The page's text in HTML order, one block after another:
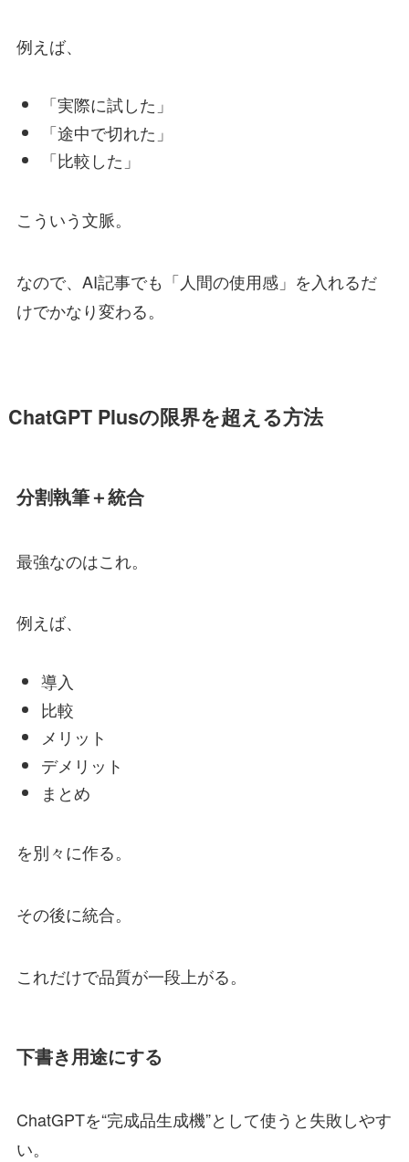
例えば、
「実際に試した」
「途中で切れた」
「比較した」
こういう文脈。
なので、AI記事でも「人間の使用感」を入れるだ
けでかなり変わる。
ChatGPT Plusの限界を超える方法
分割執筆＋統合
最強なのはこれ。
例えば、
導入
比較
メリット
デメリット
まとめ
を別々に作る。
その後に統合。
これだけで品質が一段上がる。
下書き用途にする
ChatGPTを“完成品生成機”として使うと失敗しやす
い。